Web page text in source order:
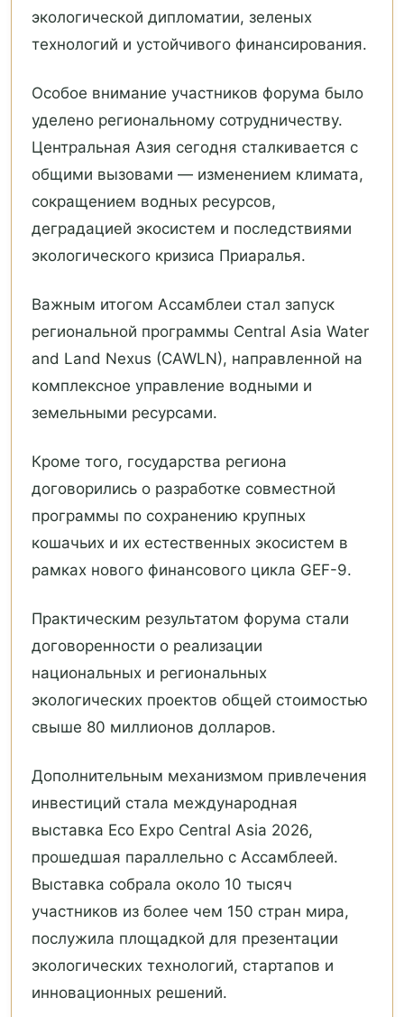
экологической дипломатии, зеленых
технологий и устойчивого финансирования.
Особое внимание участников форума было
уделено региональному сотрудничеству.
Центральная Азия сегодня сталкивается с
общими вызовами — изменением климата,
сокращением водных ресурсов,
деградацией экосистем и последствиями
экологического кризиса Приаралья.
Важным итогом Ассамблеи стал запуск
региональной программы Central Asia Water
and Land Nexus (CAWLN), направленной на
комплексное управление водными и
земельными ресурсами.
Кроме того, государства региона
договорились о разработке совместной
программы по сохранению крупных
кошачьих и их естественных экосистем в
рамках нового финансового цикла GEF-9.
Практическим результатом форума стали
договоренности о реализации
национальных и региональных
экологических проектов общей стоимостью
свыше 80 миллионов долларов.
Дополнительным механизмом привлечения
инвестиций стала международная
выставка Eco Expo Central Asia 2026,
прошедшая параллельно с Ассамблеей.
Выставка собрала около 10 тысяч
участников из более чем 150 стран мира,
послужила площадкой для презентации
экологических технологий, стартапов и
инновационных решений.